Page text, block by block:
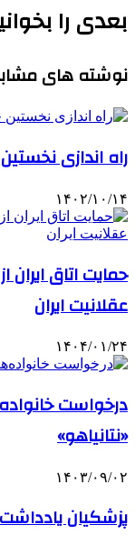
بعدی را
نوشته های
راه اندازی
۱۴۰۲/۱۰/۱۴
حمایت اتاق
عقلانیت ایران
۱۴۰۴/۰۱/۲۴
درخواست
«نتانیاهو»
۱۴۰۳/۰۹/۰۲
پزشکیان